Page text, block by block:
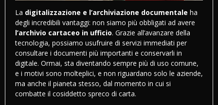
La digitalizzazione e l’archiviazione documentale ha
degli incredibili vantaggi: non siamo più obbligati ad avere
l’archivio cartaceo in ufficio. Grazie all’avanzare della
tecnologia, possiamo usufruire di servizi immediati per
consultare i documenti più importanti e conservarli in
digitale. Ormai, sta diventando sempre più di uso comune,
e i motivi sono molteplici, e non riguardano solo le aziende,
ma anche il pianeta stesso, dal momento in cui si
combatte il cosiddetto spreco di carta.